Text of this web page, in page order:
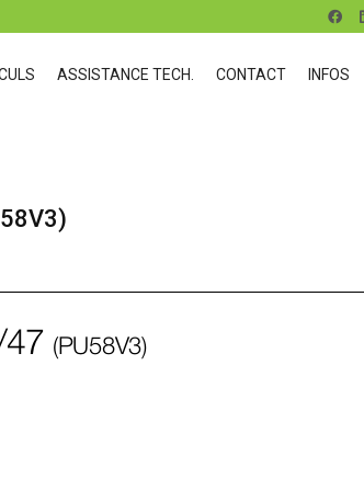
ASSISTANCE TECH. CONTACT INFOS